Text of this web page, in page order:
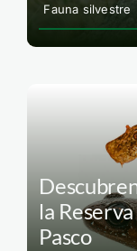
Fauna silvestre
la
Pasco